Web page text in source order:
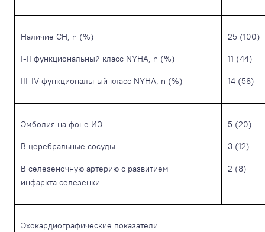
Наличие СН, n (%)
I-II функциональный класс NYHA, n (%)
III-IV функциональный класс NYHA, n (%)
25 (100)
11 (44)
14 (56)
Эмболия на фоне ИЭ
В церебральные сосуды
В селезеночную артерию с развитием
инфаркта селезенки
5 (20)
3 (12)
2 (8)
Эхокардиографические показатели